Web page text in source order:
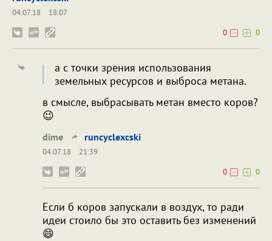
04.07.18
18:07
0
0
а с точки зрения использования
земельных ресурсов и выброса метана.
в смысле, выбрасывать метан вместо коров?
😉
dime runcyclexcski
04.07.18
21:39
0
0
Если б коров запускали в воздух, то ради
идеи стоило бы это оставить без изменений
😄